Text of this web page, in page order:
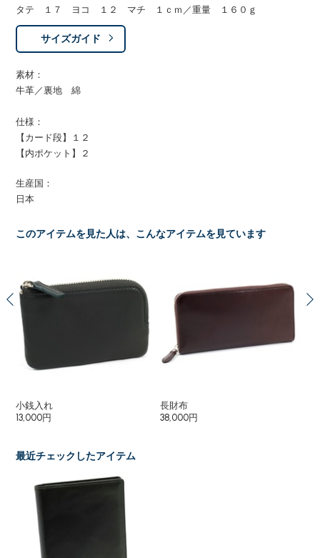
タテ １７ ヨコ １２ マチ １ｃｍ／重量 １６０ｇ
サイズガイド
素材：
牛革／裏地 綿
仕様：
【カード段】１２
【内ポケット】２
生産国：
日本
このアイテムを見た人は、こんなアイテムを見ています
小銭入れ
13,000円
長財布
38,000円
最近チェックしたアイテム